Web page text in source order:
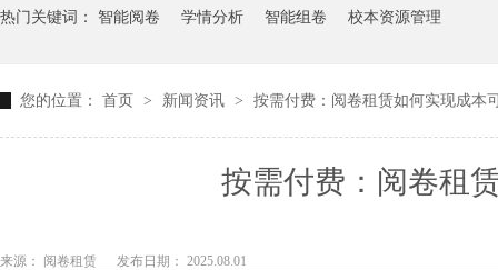
热门关键词： 智能阅卷 学情分析 智能组卷 校本资源管理
您的位置： 首页 > 新闻资讯 > 按需付费：阅卷租赁如何实现成本
按需付费：阅卷租
来源： 阅卷租赁 发布日期： 2025.08.01